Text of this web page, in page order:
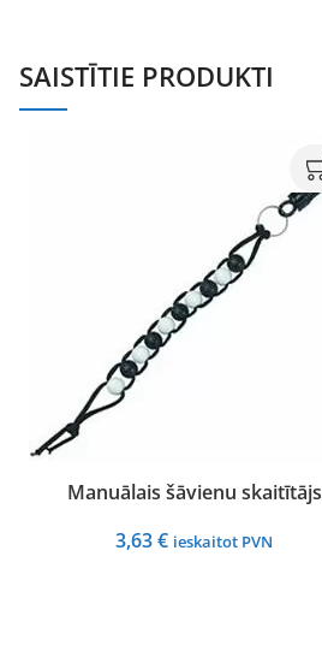
SAISTĪTIE PRODUKTI
Manuālais šāvienu skaitītājs
3,63€ ieskaitot PVN